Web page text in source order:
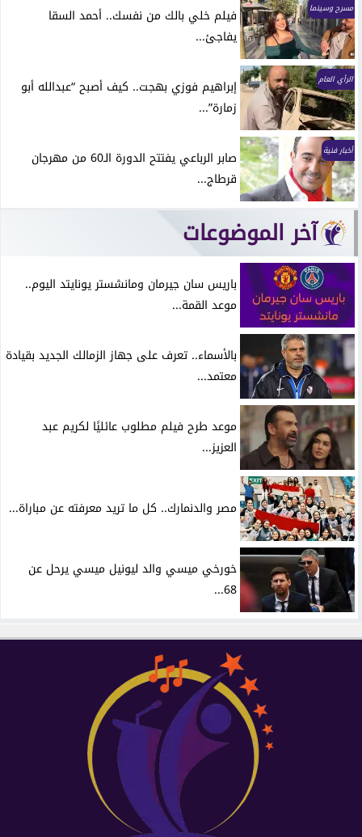
مسرح وسينما
فيلم خلي بالك من نفسك.. أحمد السقا
يفاجئ...
الرأي العام
إبراهيم فوزي بهجت.. كيف أصبح “عبدالله أبو
زمارة”...
أخبار فنية
صابر الرباعي يفتتح الدورة الـ60 من مهرجان
قرطاج...
آخر الموضوعات
باريس سان جيرمان ومانشستر يونايتد اليوم..
موعد القمة...
بالأسماء.. تعرف على جهاز الزمالك الجديد بقيادة
معتمد...
موعد طرح فيلم مطلوب عائليًا لكريم عبد
العزيز...
مصر والدنمارك.. كل ما تريد معرفته عن مباراة...
خورخي ميسي والد ليونيل ميسي يرحل عن
68...